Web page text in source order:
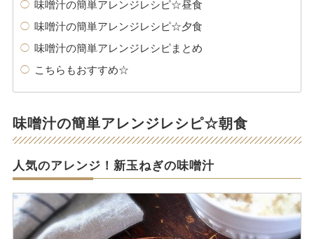
味噌汁の簡単アレンジレシピ☆昼食
味噌汁の簡単アレンジレシピ☆夕食
味噌汁の簡単アレンジレシピまとめ
こちらもおすすめ☆
味噌汁の簡単アレンジレシピ☆朝食
人気のアレンジ！新玉ねぎの味噌汁